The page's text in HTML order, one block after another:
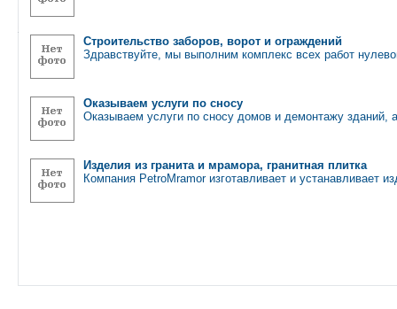
Строительство заборов, ворот и ограждений
Здравствуйте, мы выполним комплекс всех работ
Оказываем услуги по сносу
Оказываем услуги по сносу домов и демонтажу зданий,
Изделия из гранита и мрамора, гранитная плитка
Компания PetroMramor изготавливает и устанавливает